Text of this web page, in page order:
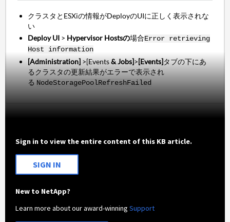
クラスタとESXiの情報がDeployのUIに正しく表示されな
い
Deploy UI > Hypervisor Hostsの場合Error retrieving
Host information
[Administration] >[Events& Jobs]>[Events]タブの下にあ
るクラスタの更新結果がエラーで表示され
る NodeStoragePoolRefreshFailed
Sign in to view the entire content of this KB article.
SIGN IN
New to NetApp?
Learn more about our award-winningSupport